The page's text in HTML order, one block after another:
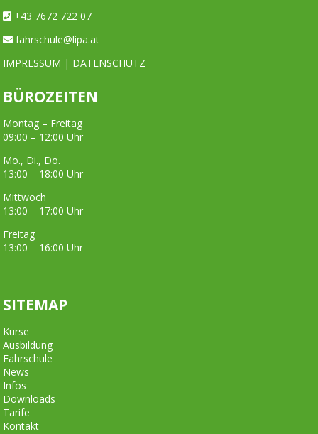
+43 7672 722 07
fahrschule@lipa.at
IMPRESSUM | DATENSCHUTZ
BÜROZEITEN
Montag – Freitag
09:00 – 12:00 Uhr
Mo., Di., Do.
13:00 – 18:00 Uhr
Mittwoch
13:00 – 17:00 Uhr
Freitag
13:00 – 16:00 Uhr
SITEMAP
Kurse
Ausbildung
Fahrschule
News
Infos
Downloads
Tarife
Kontakt